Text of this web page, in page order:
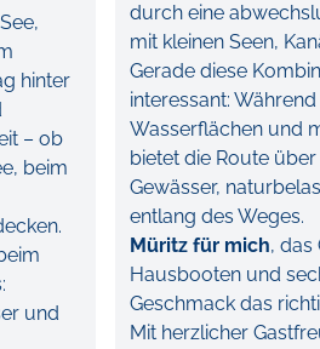
hinter
– ob
beim
und
durch eine
mit kleinen Seen,
Gerade diese
interessant:
Wasserflächen und
bietet die Route
Gewässer,
entlang des Weges.
Müritz für mich, das
Hausbooten und
Geschmack das
Mit herzlicher